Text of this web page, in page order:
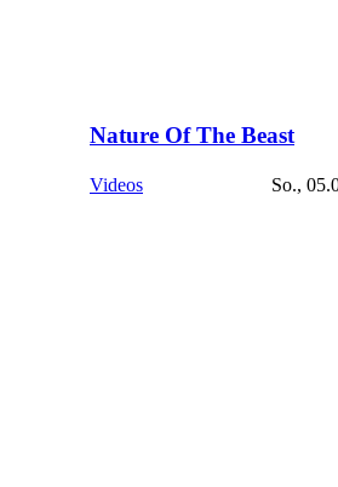
Nature Of The Beast
Videos So.,